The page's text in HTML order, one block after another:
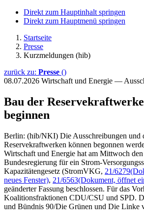
Direkt zum Hauptinhalt springen
Direkt zum Hauptmenü springen
Startseite
Presse
Kurzmeldungen (hib)
zurück zu: Presse ()
08.07.2026 Wirtschaft und Energie —
Bau der
beginnen
Berlin: (hib/NKI) Die Ausschreibungen und
Reservekraftwerken können begonnen
Wirtschaft und Energie hat am Mittwoch
Bundesregierung für ein Strom-
Kapazitätengesetz (StromVKG, 21/6279
neues Fenster), 21/6563(Dokument, öffnet
geänderter Fassung beschlossen. Für das
Koalitionsfraktionen CDU/CSU und SPD.
und Bündnis 90/Die Grünen und Die Linke